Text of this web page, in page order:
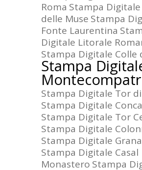
Roma Stampa
delle Muse Stampa
Fonte Laurentina
Digitale Litorale
Stampa Digitale Colle
Stampa
Stampa Digitale Tor
Stampa Digitale Conca
Stampa Digitale Tor
Stampa Digitale
Stampa Digitale
Stampa Digitale Casal
Monastero Stampa